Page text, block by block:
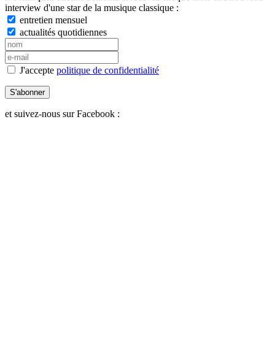
interview d'une star de la musique classique :
entretien mensuel
actualités quotidiennes
J'accepte politique de confidentialité
S'abonner
et suivez-nous sur Facebook :